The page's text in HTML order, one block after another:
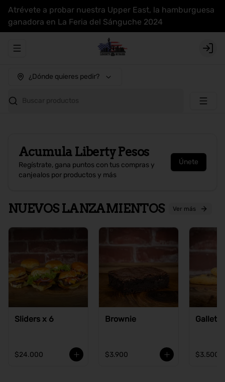
Atrévete a probar nuestra Upper East, la hamburguesa
ganadora en La Feria del Sánguche 2024
Abrir menu de navegación Login
¿Dónde quieres pedir?
Buscar productos
Acumula Liberty Pesos
Regístrate, gana puntos con tus compras y
canjealos por productos y más
Únete
NUEVOS LANZAMIENTOS Ver más
Sliders x 6
$24.000
Brownie
$3.900
Galletas
$3.500